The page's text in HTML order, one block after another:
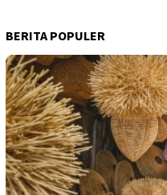
BERITA POPULER